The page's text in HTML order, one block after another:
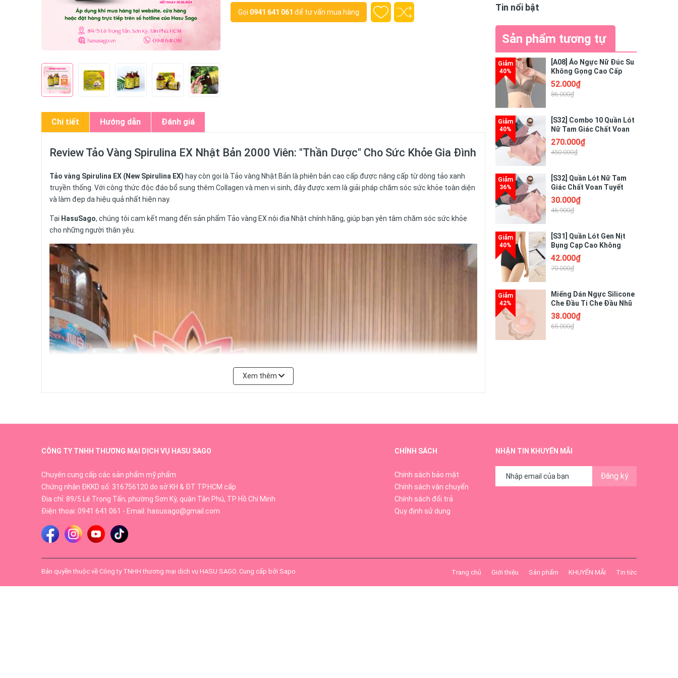
Gọi 0941 641 061 để tư vấn mua hàng
Chi tiết Hướng dẫn Đánh giá
Review Tảo Vàng Spirulina EX Nhật Bản 2000 Viên: "Thần Dược" Cho Sức Khỏe Gia Đình
Tảo vàng Spirulina EX (New Spirulina EX) hay còn gọi là Tảo vàng Nhật Bản là phiên bản cao cấp được nâng cấp từ dòng tảo xanh
truyền thống. Với công thức độc đáo bổ sung thêm Collagen và men vi sinh, đây được xem là giải pháp chăm sóc sức khỏe toàn diện
và làm đẹp da hiệu quả nhất hiện nay.
Tại HasuSago, chúng tôi cam kết mang đến sản phẩm Tảo vàng EX nội địa Nhật chính hãng, giúp bạn yên tâm chăm sóc sức khỏe
cho những người thân yêu.
Xem thêm
Tin nổi bật
Sản phẩm tương tự
[A08] Áo Ngực Nữ Đúc Su
Không Gọng Cao Cấp
Thiết Kế Nâng Ngực
Quyến Rũ Điệu Đà
52.000₫
86.000₫
[S32] Combo 10 Quần Lót
Nữ Tam Giác Chất Voan
Tuyết Tàng Hình Cao Cấp
Freesize - GIAO MÀU
NGẪU NHIÊN
270.000₫
450.000₫
[S32] Quần Lót Nữ Tam
Giác Chất Voan Tuyết
Tàng Hình Cao Cấp
30.000₫
46.900₫
[S31] Quần Lót Gen Nịt
Bụng Cạp Cao Không
Viền May Chống Lộ Chất
Liệu Su Mềm Mại Mát
Lạnh Giúp Thon Gọn Tôn
42.000₫
70.000₫
Miếng Dán Ngực Silicone
Che Đầu Ti Che Đầu Nhũ
Hoa Tàng Hình Siêu Dính
- Hộp 5 Cặp (10 Miếng)
38.000₫
65.000₫
CÔNG TY TNHH THƯƠNG MẠI DỊCH VỤ HASU SAGO
Chuyên cung cấp các sản phẩm mỹ phẩm
Chứng nhận ĐKKD số: 316756120 do sở KH & ĐT TP.HCM cấp
Địa chỉ: 89/5 Lê Trọng Tấn, phường Sơn Kỳ, quận Tân Phú, TP Hồ Chí Minh
Điện thoại: 0941 641 061 - Email: hasusago@gmail.com
CHÍNH SÁCH
Chính sách bảo mật
Chính sách vận chuyển
Chính sách đổi trả
Quy định sử dụng
NHẬN TIN KHUYẾN MÃI
Đăng ký
Bản quyền thuộc về Công ty TNHH thương mại dịch vụ HASU SAGO. Cung cấp bởi Sapo Trang chủ Giới thiệu Sản phẩm KHUYẾN MÃI Tin tức